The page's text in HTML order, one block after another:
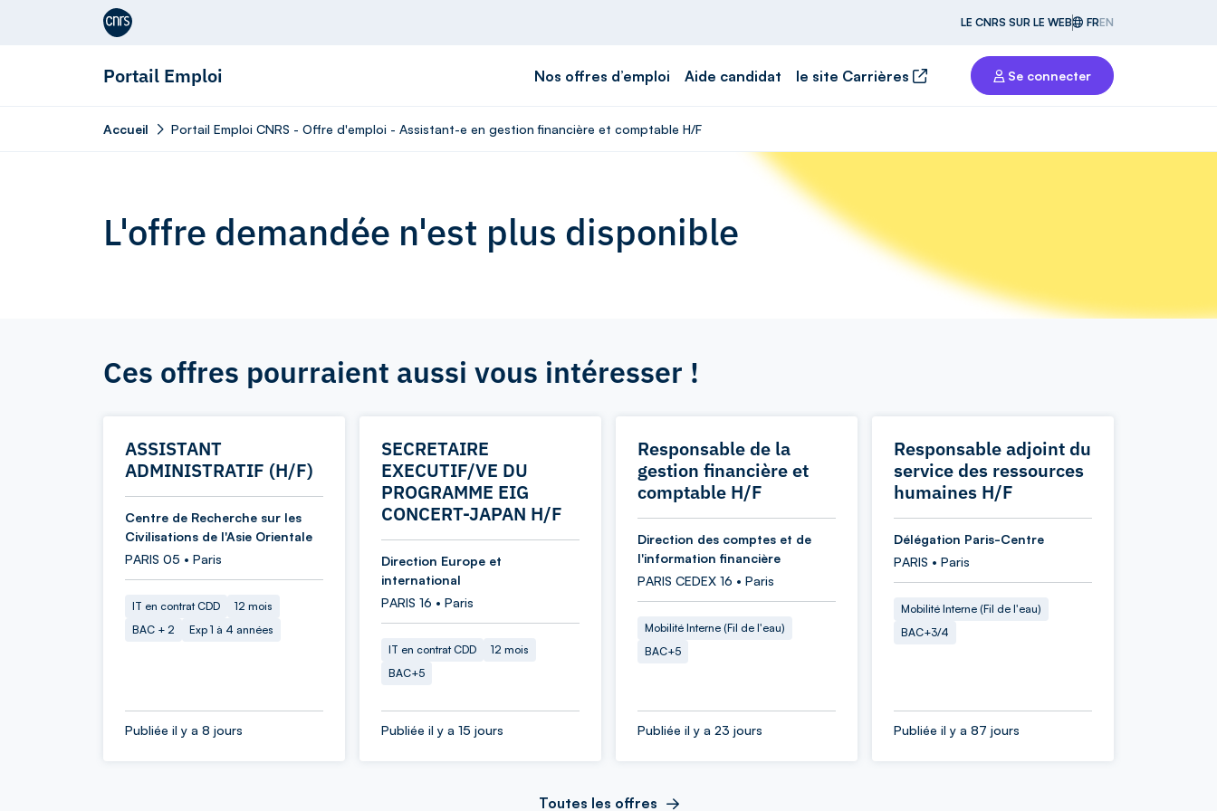
Aller au contenu
LE CNRS SUR LE WEB FREN
Portail Emploi Nos offres d’emploi Aide candidat le site Carrières Se connecter
Accueil Portail Emploi CNRS - Offre d'emploi - Assistant-e en gestion financière et comptable H/F
L'offre demandée n'est plus disponible
Ces offres pourraient aussi vous intéresser !
ASSISTANT
ADMINISTRATIF (H/F)
Centre de Recherche sur les
Civilisations de l'Asie Orientale
PARIS 05 • Paris
IT en contrat CDD
12 mois
BAC + 2
Exp 1 à 4 années
Publiée il y a 8 jours
SECRETAIRE
EXECUTIF/VE DU
PROGRAMME EIG
CONCERT-JAPAN H/F
Direction Europe et
international
PARIS 16 • Paris
IT en contrat CDD
12 mois
BAC+5
Publiée il y a 15 jours
Responsable de la
gestion financière et
comptable H/F
Direction des comptes et de
l'information financière
PARIS CEDEX 16 • Paris
Mobilité Interne (Fil de l'eau)
BAC+5
Publiée il y a 23 jours
Responsable adjoint du
service des ressources
humaines H/F
Délégation Paris-Centre
PARIS • Paris
Mobilité Interne (Fil de l'eau)
BAC+3/4
Publiée il y a 87 jours
Toutes les offres